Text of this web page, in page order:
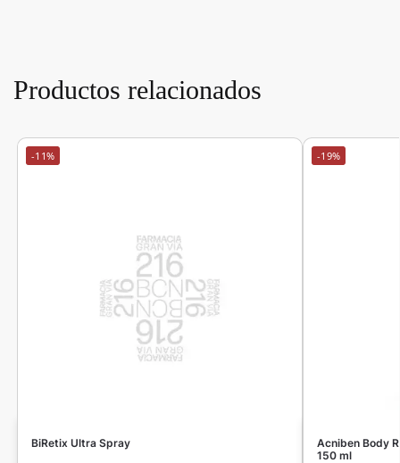
Productos relacionados
-11%
BiRetix Ultra Spray
-19%
Acniben Body
150 ml